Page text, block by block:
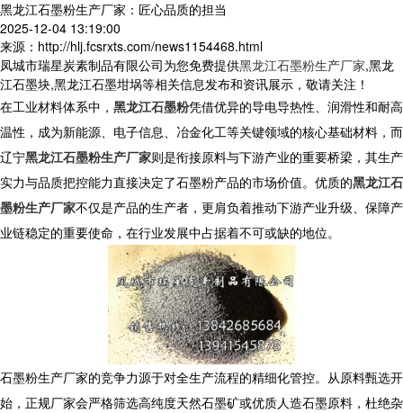
黑龙江石墨粉生产厂家：匠心品质的担当
2025-12-04 13:19:00
来源：http://hlj.fcsrxts.com/news1154468.html
凤城市瑞星炭素制品有限公司为您免费提供黑龙江石墨粉生产厂家,黑龙
江石墨块,黑龙江石墨坩埚等相关信息发布和资讯展示，敬请关注！
在工业材料体系中， 黑龙江石墨粉凭借优异的导电导热性、润滑性和耐高
温性，成为新能源、电子信息、冶金化工等关键领域的核心基础材料，而
辽宁黑龙江石墨粉生产厂家则是衔接原料与下游产业的重要桥梁，其生产
实力与品质把控能力直接决定了石墨粉产品的市场价值。优质的黑龙江石
墨粉生产厂家不仅是产品的生产者，更肩负着推动下游产业升级、保障产
业链稳定的重要使命，在行业发展中占据着不可或缺的地位。
石墨粉生产厂家的竞争力源于对全生产流程的精细化管控。从原料甄选开
始，正规厂家会严格筛选高纯度天然石墨矿或优质人造石墨原料，杜绝杂